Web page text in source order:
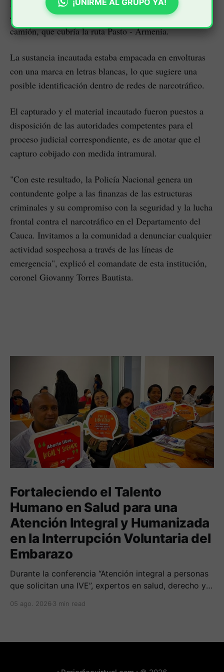
la modalidad de ocultamiento entre una carga de papa
476 kilos de clorhidrato de cocaína, en un vehículo tipo
camión, que cubría la ruta Pasto - Armenia.
La sustancia incautada estaba empacada en envolturas
con una marca en letras blancas, lo que sugiere una
posible identificación dentro de redes de narcotráfico.
El capturado y el material incautado fueron puestos a
disposición de las autoridades competentes para el
proceso judicial correspondiente, es de anotar que el
capturo cobijado con medida intramural.
"Con este resultado, la Policía Nacional genera un
contundente golpe a las finanzas de las estructuras
criminales y su compromiso con la seguridad y la lucha
frontal contra el narcotráfico en el Departamento del
Cauca. Invitamos a la comunidad a denunciar cualquier
actividad sospechosa a través de las líneas de
emergencia", explicó el comandate de esta institución,
coronel Giovanny Torres Bautista.
Fortaleciendo el Talento
Humano en Salud para una
Atención Integral y Humanizada
en la Interrupción Voluntaria del
Embarazo
Durante la conferencia “Atención integral a personas
que solicitan una IVE”, expertos en salud, derecho y
sobre cómo abordar esta temática desde una
05 ago. 2026 3 min read